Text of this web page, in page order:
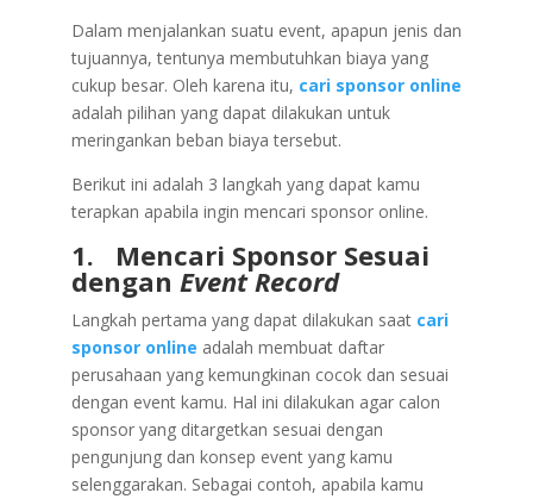
Dalam menjalankan suatu event, apapun jenis dan
tujuannya, tentunya membutuhkan biaya yang
cukup besar. Oleh karena itu, cari sponsor online
adalah pilihan yang dapat dilakukan untuk
meringankan beban biaya tersebut.
Berikut ini adalah 3 langkah yang dapat kamu
terapkan apabila ingin mencari sponsor online.
1. Mencari Sponsor Sesuai
dengan Event Record
Langkah pertama yang dapat dilakukan saat cari
sponsor online adalah membuat daftar
perusahaan yang kemungkinan cocok dan sesuai
dengan event kamu. Hal ini dilakukan agar calon
sponsor yang ditargetkan sesuai dengan
pengunjung dan konsep event yang kamu
selenggarakan. Sebagai contoh, apabila kamu